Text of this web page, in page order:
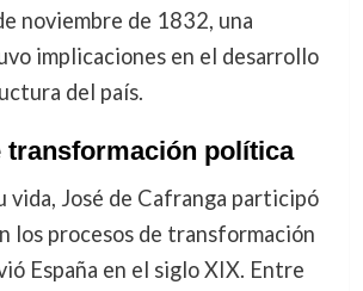
noviembre de 1832, una
implicaciones en el desarrollo
del país.
transformación política
vida, José de Cafranga participó
los procesos de transformación
España en el siglo XIX. Entre